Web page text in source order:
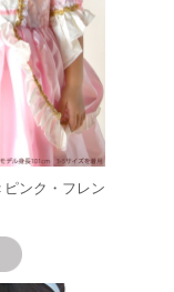
ンク・フレン